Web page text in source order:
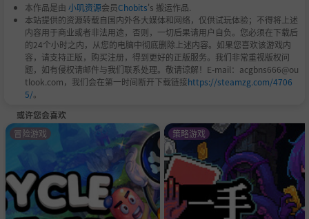
因为游戏中角色过多，我们在游戏末期使用了AI美术（基于
我们自己的美术风格）制作了少量几个角色的立绘。
本作品是由 小叽资源会员Chobits's 搬运作品.
本站提供的资源转载自国内外各大媒体和网络，仅供试玩体验；不得将上述
内容用于商业或者非法用途，否则，一切后果请用户自负。您必须在下载后
的24个小时之内，从您的电脑中彻底删除上述内容。如果您喜欢该游戏内
容，请支持正版，购买注册，得到更好的正版服务。我们非常重视版权问
题，如有侵权请邮件与我们联系处理。敬请谅解！E-mail：acgbns666@ou
tlook.com，我们会在第一时间断开下载链接https://steamzg.com/4706
5/。
或许您会喜欢
冒险游戏 策略游戏